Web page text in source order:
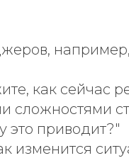
например,
как сейчас
сложностями
это приводит?"
изменится